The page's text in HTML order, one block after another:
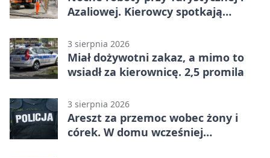
Azaliowej. Kierowcy spotkają
3 sierpnia 2026
Miał dożywotni zakaz, a mimo to
wsiadł za kierownicę. 2,5 promila
3 sierpnia 2026
Areszt za przemoc wobec żony i
córek. W domu wcześniej